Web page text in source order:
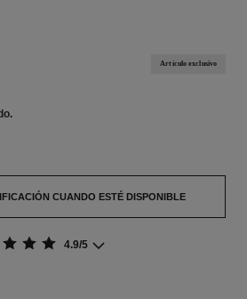
Artículo exclusivo
CUANDO ESTÉ DISPONIBLE
4.9/5